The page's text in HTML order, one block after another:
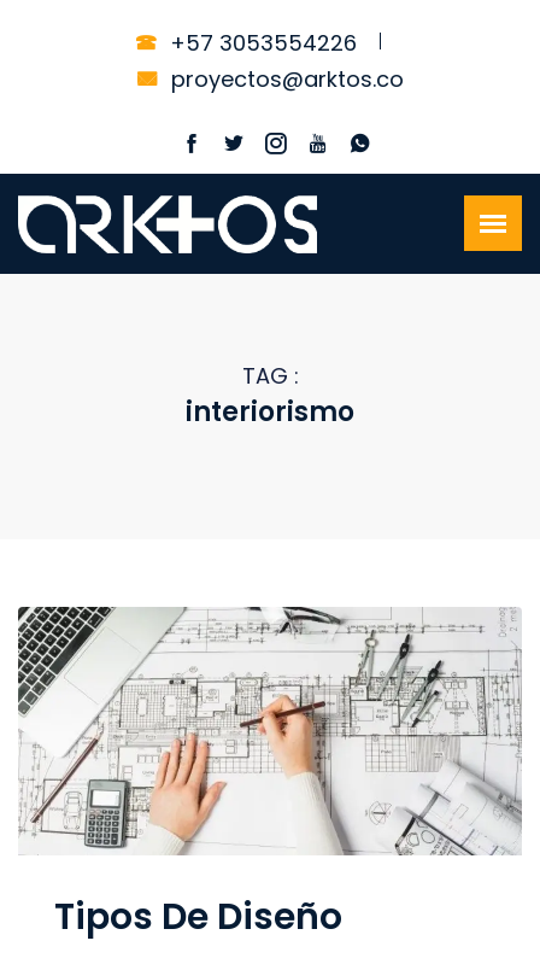
+57 3053554226
proyectos@arktos.co
TAG :
interiorismo
Tipos De Diseño